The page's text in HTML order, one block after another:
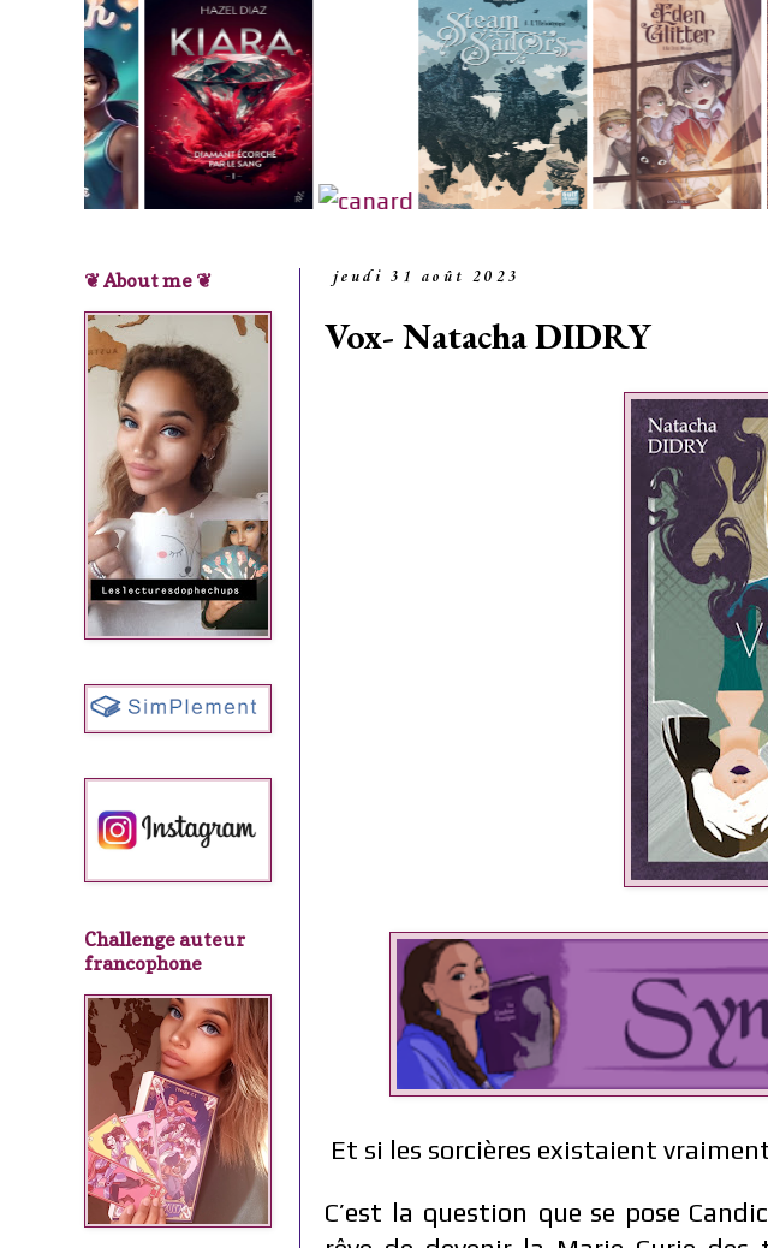
jeudi 31 août 2023
Vox- Natacha DIDRY
Et si les sorcières existaient
C’est la question que se pose
❦ About me ❦
Challenge auteur
francophone